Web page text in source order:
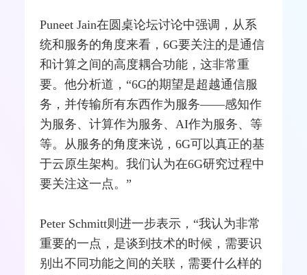
Puneet Jain在圆桌论坛讨论中强调，从系
统和服务的角度来看，6G要关注的是通信
和计算之间的高度耦合功能，这非常重
要。他分析道，“6G的期望是超越通信服
务，并传输所有东西作为服务——感知作
为服务、计算作为服务、AI作为服务、等
等。从服务的角度来说，6G可以真正的基
于云原生架构。我们认为在6G研究过程中
要关注这一点。”
Peter Schmitt则进一步表示，“我认为非常
重要的一点，是谈到技术的时候，需要识
别出不同功能之间的关联，需要什么样的